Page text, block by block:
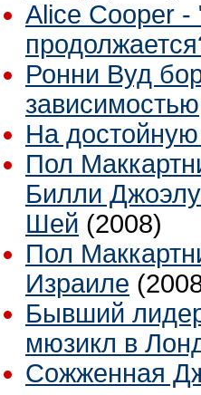
Alice Cooper
Ронни Вуд
зависимостью
На достойную
Пол
Билли
Шей (2008)
Пол
Израиле
Бывший
мюзикл в
Сожженная